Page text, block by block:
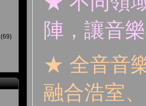
(69)
陣，讓音
★ 全音音
融合浩室